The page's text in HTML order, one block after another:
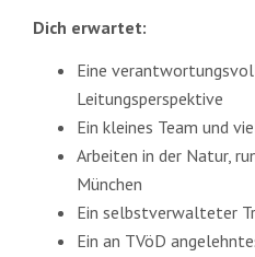
Dich erwartet:
Eine
Leitungsperspektive
Ein kleines Team und
Arbeiten in der Natur,
München
Ein selbstverwalteter
Ein an TVöD